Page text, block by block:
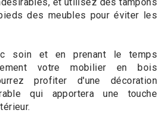
des meubles pour éviter les
soin et en prenant le temps
votre mobilier en bois
profiter d'une décoration
qui apportera une touche